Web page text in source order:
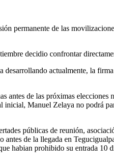
permanente de las
decidio confrontar
actualmente, la
de las próximas
inicial, Manuel Zelaya no podrá
públicas de reunión,
de la llegada en
habian prohibido su entrada 10